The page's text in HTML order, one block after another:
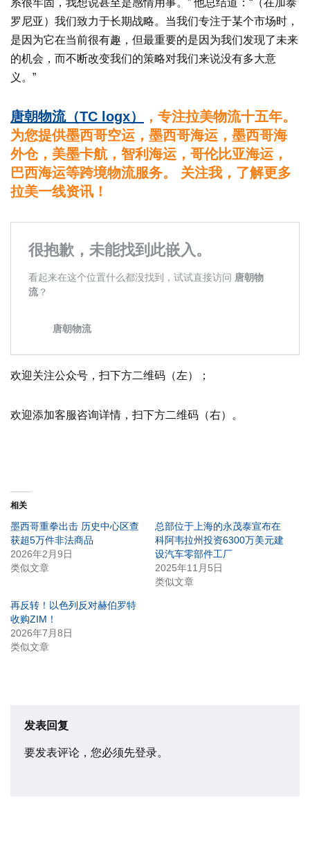
系很牢固，我想说甚至是感情用事。” 他总结道：“（在加泰
罗尼亚）我们致力于长期战略。当我们专注于某个市场时，
是因为它在当前很有趣，但最重要的是因为我们发现了未来
的机会，而不断改变我们的策略对我们来说没有多大意
义。”
唐朝物流（TC logx）
，专注拉美物流十五年。
为您提供墨西哥空运，墨西哥海运，墨西哥海
外仓，美墨卡航，智利海运，哥伦比亚海运，
巴西海运等跨境物流服务。 关注我，了解更多
拉美一线资讯！
欢迎关注公众号，扫下方二维码（左）；
欢迎添加客服咨询详情，扫下方二维码（右）。
相关
墨西哥重拳出击 历史中心区查
获超5万件非法商品
2026年2月9日
类似文章
总部位于上海的永茂泰宣布在
科阿韦拉州投资6300万美元建
设汽车零部件工厂
2025年11月5日
类似文章
再反转！以色列反对赫伯罗特
收购ZIM！
2026年7月8日
类似文章
发表回复
要发表评论，您必须先登录。